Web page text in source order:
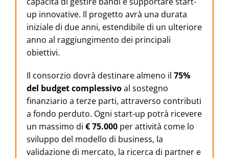
up innovative. Il progetto avrà una durata
iniziale di due anni, estendibile di un ulteriore
anno al raggiungimento dei principali
obiettivi.
Il consorzio dovrà destinare almeno il 75%
del budget complessivoal sostegno
finanziario a terze parti, attraverso contributi
a fondo perduto. Ogni start-up potrà ricevere
un massimo di € 75.000 per attività come lo
sviluppo del modello di business, la
validazione di mercato, la ricerca di partner e